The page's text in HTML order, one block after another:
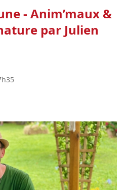
- Anim’maux &
par Julien
LinkedIn
par E-mail